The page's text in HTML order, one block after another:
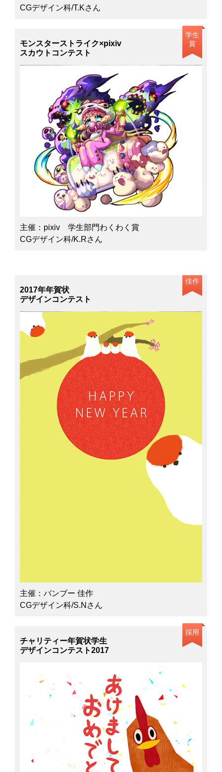
CGデザイン科/T.Kさん
学生
賞
モンスターストライク×pixiv
スカウトコンテスト
主催：pixiv 学生部門わくわく賞
CGデザイン科/K.Rさん
佳作
2017年年賀状
デザインコンテスト
主催：バンブー 佳作
CGデザイン科/S.Nさん
採用
チャリティー年賀状学生
デザインコンテスト2017